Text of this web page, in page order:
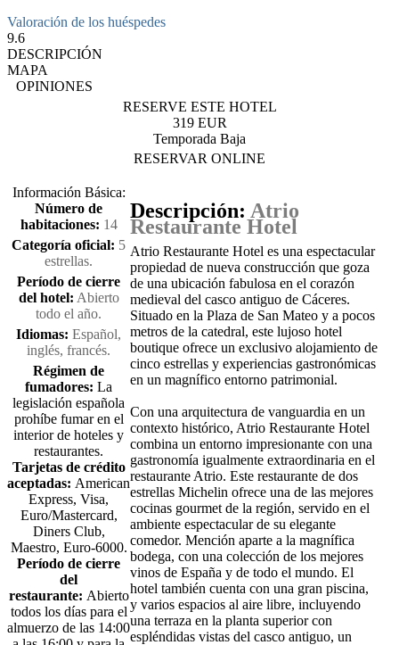
Valoración de los huéspedes
9.6
DESCRIPCIÓN
MAPA
OPINIONES
RESERVE ESTE HOTEL
319 EUR
Temporada Baja
RESERVAR ONLINE
Información Básica:
Número de
habitaciones: 14
Categoría oficial: 5
estrellas.
Período de cierre
del hotel: Abierto
todo el año.
Idiomas: Español,
inglés, francés.
Régimen de
fumadores: La
legislación española
prohíbe fumar en el
interior de hoteles y
restaurantes.
Tarjetas de crédito
aceptadas: American
Express, Visa,
Euro/Mastercard,
Diners Club,
Maestro, Euro-6000.
Período de cierre
del
restaurante: Abierto
todos los días para el
almuerzo de las 14:00
Descripción: Atrio
Restaurante Hotel
Atrio Restaurante Hotel es una espectacular
propiedad de nueva construcción que goza
de una ubicación fabulosa en el corazón
medieval del casco antiguo de Cáceres.
Situado en la Plaza de San Mateo y a pocos
metros de la catedral, este lujoso hotel
boutique ofrece un exclusivo alojamiento de
cinco estrellas y experiencias gastronómicas
en un magnífico entorno patrimonial.
Con una arquitectura de vanguardia en un
contexto histórico, Atrio Restaurante Hotel
combina un entorno impresionante con una
gastronomía igualmente extraordinaria en el
restaurante Atrio. Este restaurante de dos
estrellas Michelin ofrece una de las mejores
cocinas gourmet de la región, servido en el
ambiente espectacular de su elegante
comedor. Mención aparte a la magnífica
bodega, con una colección de los mejores
vinos de España y de todo el mundo. El
hotel también cuenta con una gran piscina,
y varios espacios al aire libre, incluyendo
una terraza en la planta superior con
espléndidas vistas del casco antiguo, un